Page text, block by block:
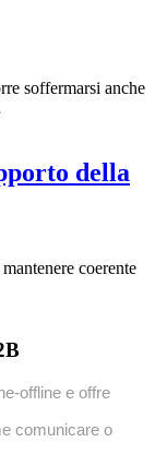
soffermarsi anche
della
coerente
offline e offre
comunicare o